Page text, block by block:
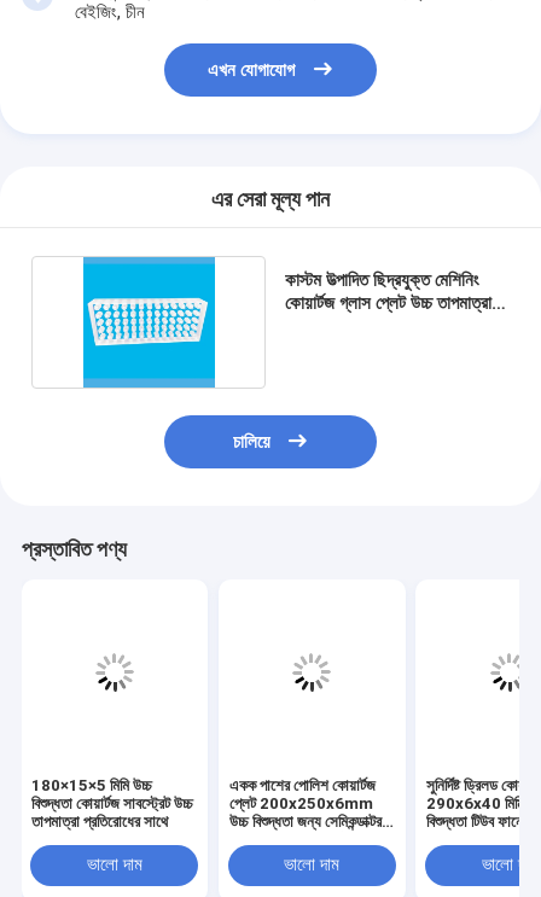
বেইজিং, চীন
এখন যোগাযোগ
এর সেরা মূল্য পান
কাস্টম উত্পাদিত ছিদ্রযুক্ত মেশিনিং
কোয়ার্টজ গ্লাস প্লেট উচ্চ তাপমাত্রা
চালিয়ে
প্রস্তাবিত পণ্য
180×15×5 মিমি উচ্চ
বিশুদ্ধতা কোয়ার্টজ সাবস্ট্রেট উচ্চ
তাপমাত্রা প্রতিরোধের সাথে
ভালো দাম
একক পাশের পোলিশ কোয়ার্টজ
প্লেট 200x250x6mm
উচ্চ বিশুদ্ধতা জন্য সেমিকন্ডাক্টর
ফিক্সচার
ভালো দাম
সুনির্দিষ্ট ড্রিলড
290x6x40 মিমি
বিশুদ্ধতা টিউব ফার্নেস
ভালো দাম